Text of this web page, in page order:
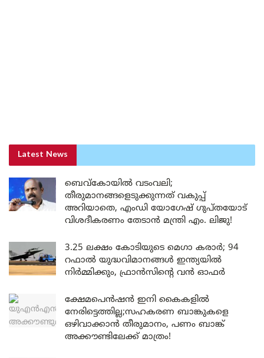
Latest News
ബെവ്കോയിൽ വടംവലി;
തീരുമാനങ്ങളെടുക്കുന്നത് വകുപ്പ്
അറിയാതെ, എംഡി യോഗേഷ് ഗുപ്തയോട്
വിശദീകരണം തേടാൻ മന്ത്രി എം. ലിജു!
3.25 ലക്ഷം കോടിയുടെ മെഗാ കരാർ; 94
റഫാൽ യുദ്ധവിമാനങ്ങൾ ഇന്ത്യയിൽ
നിർമ്മിക്കും, ഫ്രാൻസിന്റെ വൻ ഓഫർ
ക്ഷേമപെൻഷൻ ഇനി കൈകളിൽ
നേരിട്ടെത്തില്ല;സഹകരണ ബാങ്കുകളെ
ഒഴിവാക്കാൻ തീരുമാനം, പണം ബാങ്ക്
അക്കൗണ്ടിലേക്ക് മാത്രം!